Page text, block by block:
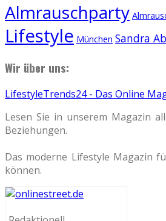
Almrauschparty
Lifestyle München Sandra
Wir über uns:
LifestyleTrends24 - Das Online
Lesen Sie in unserem Magazin
Beziehungen.
Das moderne Lifestyle Magazin
können.